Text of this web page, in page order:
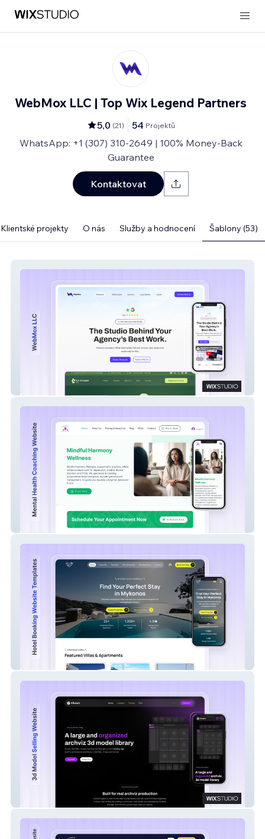
WebMox LLC | Top Wix Legend Partners
5,0 (21) 54 Projektů
WhatsApp: +1 (307) 310-2649 | 100% Money-Back
Guarantee
Kontaktovat
Klientské projekty O nás Služby a hodnocení Šablony (53)
WebMox LLC
Mindful Harmony Well
mykonosloveholiday